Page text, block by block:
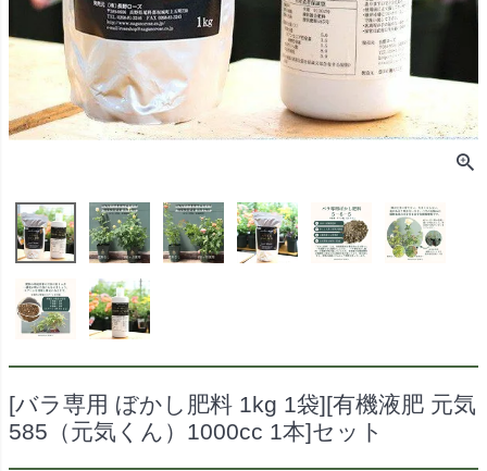
[バラ専用 ぼかし肥料 1kg 1袋][有機液肥 元気
585（元気くん）1000cc 1本]セット